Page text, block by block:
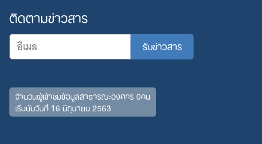
ติดตามข่าวสาร
จำนวนผู้เข้าชมข้อมูลสาธารณะองค์กร 0คน
เริ่มนับวันที่ 16 มิถุนายน 2563